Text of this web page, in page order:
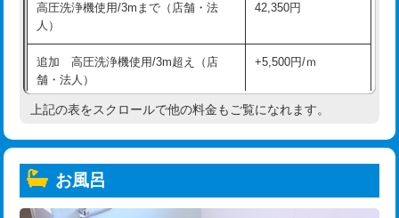
高圧洗浄機使用/3mまで（店舗・法
人）
42,350円
追加 高圧洗浄機使用/3m超え（店
舗・法人）
+5,500円/ｍ
高度高圧洗浄換 現地調査
トーラー機使用/3mまで
上記の表をスクロールで他の料金もご覧になれます。
お風呂